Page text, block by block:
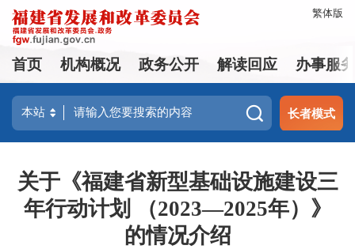
繁体版
首页 机构概况 政务公开 解读回应 办事服
长者模式
关于《福建省新型基础设施建设三
年行动计划 （2023—2025年）》
的情况介绍